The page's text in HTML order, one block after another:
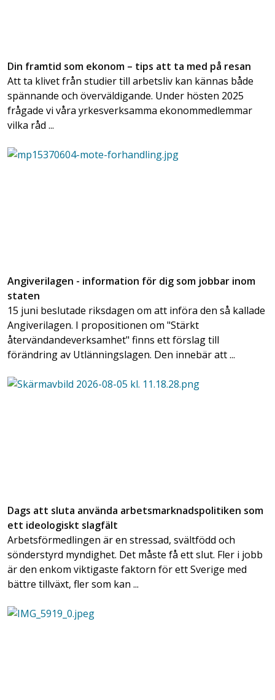
Din framtid som ekonom – tips att ta med på resan
Att ta klivet från studier till arbetsliv kan kännas både
spännande och överväldigande. Under hösten 2025
frågade vi våra yrkesverksamma ekonommedlemmar
vilka råd ...
Angiverilagen - information för dig som jobbar inom
staten
15 juni beslutade riksdagen om att införa den så kallade
Angiverilagen. I propositionen om "Stärkt
återvändandeverksamhet" finns ett förslag till
förändring av Utlänningslagen. Den innebär att ...
Dags att sluta använda arbetsmarknadspolitiken som
ett ideologiskt slagfält
Arbetsförmedlingen är en stressad, svältfödd och
sönderstyrd myndighet. Det måste få ett slut. Fler i jobb
är den enkom viktigaste faktorn för ett Sverige med
bättre tillväxt, fler som kan ...